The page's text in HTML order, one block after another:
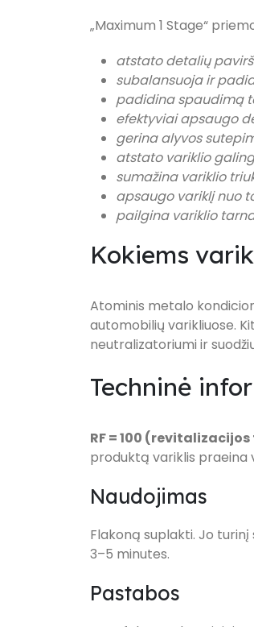
„Maximum 1 Stage“
atstato detalių
subalansuoja ir
padidina spaudimą
efektyviai apsaugo
gerina alyvos
atstato variklio
sumažina variklio
apsaugo variklį nuo
pailgina variklio
Kokiems
Atominis metalo
automobilių varikliuose.
neutralizatoriumi ir
Techninė
RF = 100
produktą variklis praeina
Naudojimas
Flakoną suplakti. Jo
3–5 minutes.
Pastabos